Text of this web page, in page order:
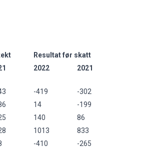
Resultat før skatt
2022 2021
-419
-302
14
-199
140
86
1013
833
-410
-265